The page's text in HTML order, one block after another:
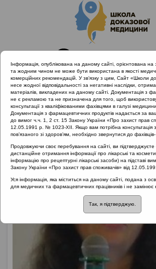
Головна Лектори Опришко Валентина
Інформація, опублікована на даному сайті, орієнтована
та жодним чином не може бути використана в якості
комерційних рекомендацій. У зв’язку з цим, Сайт «Школи
несе жодної відповідальності за негативні наслідки,
матеріалів, викладених на даному сайті. Документація з
не є рекламою та не призначена для того, щоб
консультації з кваліфікованими фахівцями в галузі
Документація з фармацевтичних продуктів надається за
до вимог ч.ч. 1, 2 ст. 15 Закону України «Про захист прав
12.05.1991 р. № 1023-XII. Якщо вам потрібна консультація з
пов’язаного зі здоров’ям, необхідно звернутися до
Продовжуючи своє перебування на сайті, ви
дистанційне отримання інформації про лікарські та
інформацію про рецептурні лікарські засоби) на підставі
Закону України «Про захист прав споживачів» від
Уся інформація, яка міститься на даному сайті, подана з
для медичних та фармацевтичних працівників і не замінює
Так, я підтверджую.